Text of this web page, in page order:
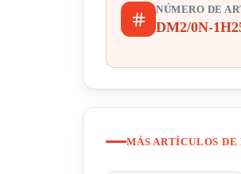
NÚMERO DE
DM2/0N-
MÁS ARTÍCULOS